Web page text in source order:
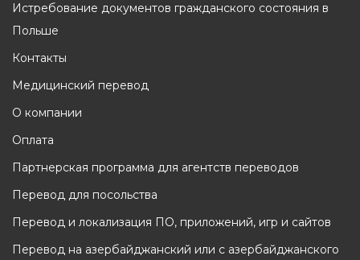
Истребование документов гражданского состояния в
Польше
Контакты
Медицинский перевод
О компании
Оплата
Партнерская программа для агентств переводов
Перевод для посольства
Перевод и локализация ПО, приложений, игр и сайтов
Перевод на азербайджанский или с азербайджанского